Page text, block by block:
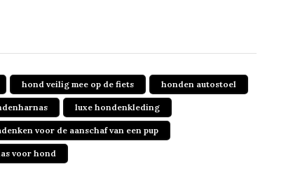
hond veilig mee op de fiets honden autostoel
luxe hondenkleding
voor de aanschaf van een pup
voor hond